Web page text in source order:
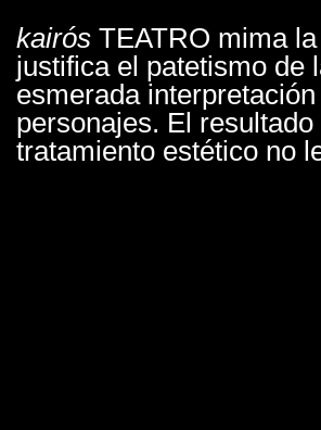
kairós TEATRO mima
justifica el patetismo
esmerada
personajes. El
tratamiento estético no